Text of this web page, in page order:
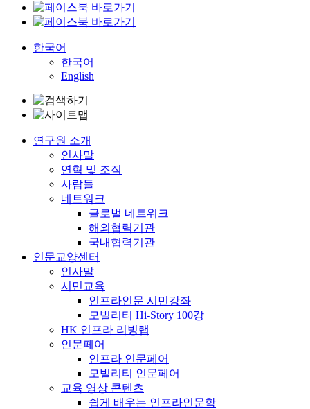
한국어
한국어
English
연구원 소개
인사말
연혁 및 조직
사람들
네트워크
글로벌 네트워크
해외협력기관
국내협력기관
인문교양센터
인사말
시민교육
인프라인문 시민강좌
모빌리티 Hi-Story 100강
HK 인프라 리빙랩
인문페어
인프라 인문페어
모빌리티 인문페어
교육 영상 콘텐츠
쉽게 배우는 인프라인문학